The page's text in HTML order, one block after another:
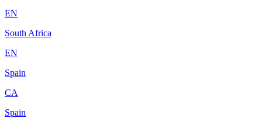
EN
South Africa
EN
Spain
CA
Spain